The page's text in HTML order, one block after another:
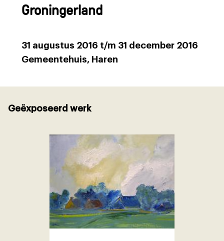
Groningerland
31 augustus 2016 t/m 31 december 2016
Gemeentehuis, Haren
Geëxposeerd werk